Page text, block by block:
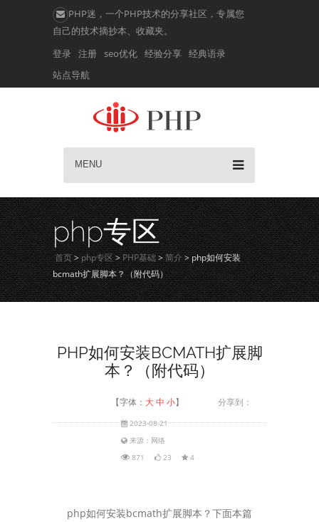
PHP迷，一个PHP技术的分享社区，专属您
自己的技术摘抄本、收藏夹。
登录 注册 seo优化 经验分享 经典语录
站点导航
MENU
php专区
首页>php专区> PHP基础>简介> php如何安装
bcmath扩展脚本？（附代码）
PHP如何安装BCMATH扩展脚
本？（附代码）
分享到：
【字体： 大中 小】
2023-08-21
来源：网络
871
23 4
php如何安装bcmath扩展脚本？下面本篇